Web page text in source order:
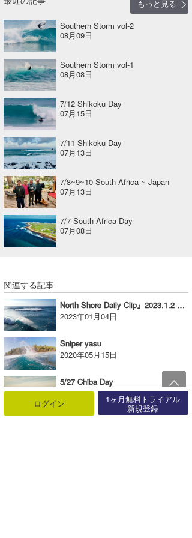
もっと見る
Southern Storm vol-2
08月09日
Southern Storm vol-1
08月08日
7/12 Shikoku Day
07月15日
7/11 Shikoku Day
07月13日
7/8~9~10 South Africa ~ Japan
07月13日
7/7 South Africa Day
07月08日
関連する記事
North Shore Daily Clip』2023.1.2 @ PIPELINE
2023年01月04日
Sniper yasu
2020年05月15日
5/27 Chiba Day
2017年05月28日
ログイン 1ヶ月無料トライアル
新規登録